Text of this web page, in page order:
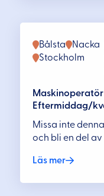
Bålsta
Nacka
Stockholm
Eftermiddag/
Missa inte
och bli en del av
Läs mer